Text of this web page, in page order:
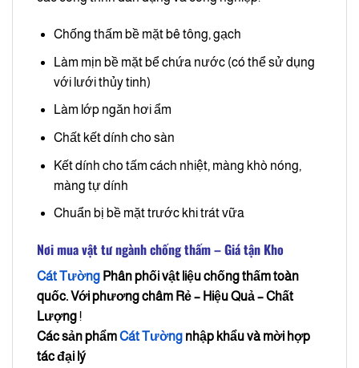
Chống thấm bề mặt bê tông, gạch
Làm mịn bề mặt bể chứa nước (có thể sử dụng
với lưới thủy tinh)
Làm lớp ngăn hơi ẩm
Chất kết dính cho sàn
Kết dính cho tấm cách nhiệt, màng khò nóng,
màng tự dính
Chuẩn bị bề mặt trước khi trát vữa
Nơi mua vật tư ngành chống thấm – Giá tận Kho
Cát Tường Phân phối vật liệu chống thấm toàn
quốc. Với phương châm Rẻ – Hiệu Quả – Chất
Lượng!
Các sản phẩmCát Tường nhập khẩu và mời hợp
tác đại lý